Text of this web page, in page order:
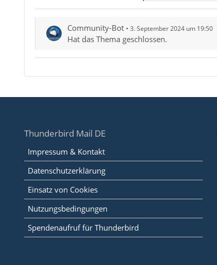
Community-Bot 3. September 2024 um 19:50
Hat das Thema geschlossen.
Thunderbird Mail DE
Impressum & Kontakt
Datenschutzerklärung
Einsatz von Cookies
Nutzungsbedingungen
Spendenaufruf für Thunderbird